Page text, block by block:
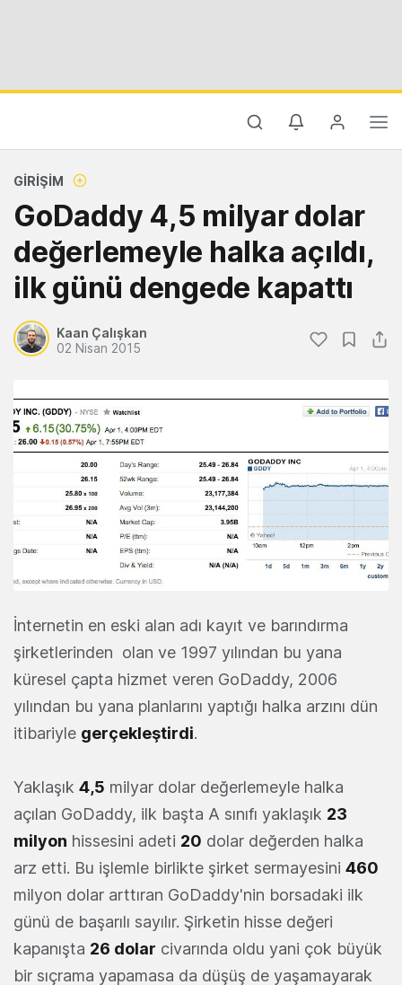
GIRIŞIM
GoDaddy 4,5 milyar dolar
değerlemeyle halka açıldı,
ilk günü dengede kapattı
Kaan Çalışkan
02 Nisan 2015
İnternetin en eski alan adı kayıt ve barındırma
şirketlerinden olan ve 1997 yılından bu yana
küresel çapta hizmet veren GoDaddy, 2006
yılından bu yana planlarını yaptığı halka arzını dün
itibariyle gerçekleştirdi.
Yaklaşık 4,5 milyar dolar değerlemeyle halka
açılan GoDaddy, ilk başta A sınıfı yaklaşık 23
milyon hissesini adeti 20 dolar değerden halka
arz etti. Bu işlemle birlikte şirket sermayesini 460
milyon dolar arttıran GoDaddy'nin borsadaki ilk
günü de başarılı sayılır. Şirketin hisse değeri
kapanışta 26 dolar civarında oldu yani çok büyük
bir sıçrama yapamasa da düşüş de yaşamayarak